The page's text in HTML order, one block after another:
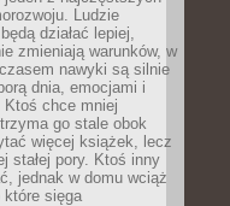
Ludzie
działać lepiej,
zmieniają warunków, w
nawyki są silnie
dnia, emocjami i
Ktoś chce mniej
go stale obok
więcej książek, lecz
stałej pory. Ktoś inny
jednak w domu wciąż
które sięga